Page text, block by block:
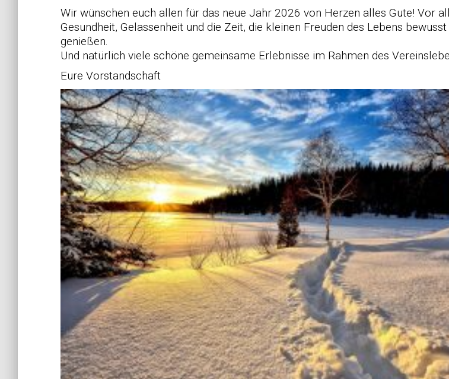
Wir wünschen euch allen für das neue Jahr 2026 von Herzen alles Gute! Vor
Gesundheit, Gelassenheit und die Zeit, die kleinen Freuden des Lebens bewusst
genießen.
Und natürlich viele schöne gemeinsame Erlebnisse im Rahmen des
Eure Vorstandschaft